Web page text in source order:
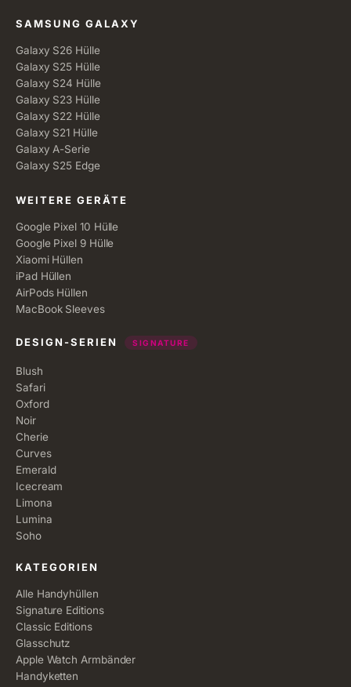
SAMSUNG GALAXY
Galaxy S26 Hülle
Galaxy S25 Hülle
Galaxy S24 Hülle
Galaxy S23 Hülle
Galaxy S22 Hülle
Galaxy S21 Hülle
Galaxy A-Serie
Galaxy S25 Edge
WEITERE GERÄTE
Google Pixel 10 Hülle
Google Pixel 9 Hülle
Xiaomi Hüllen
iPad Hüllen
AirPods Hüllen
MacBook Sleeves
DESIGN-SERIEN SIGNATURE
Blush
Safari
Oxford
Noir
Cherie
Curves
Emerald
Icecream
Limona
Lumina
Soho
KATEGORIEN
Alle Handyhüllen
Signature Editions
Classic Editions
Glasschutz
Apple Watch Armbänder
Handyketten